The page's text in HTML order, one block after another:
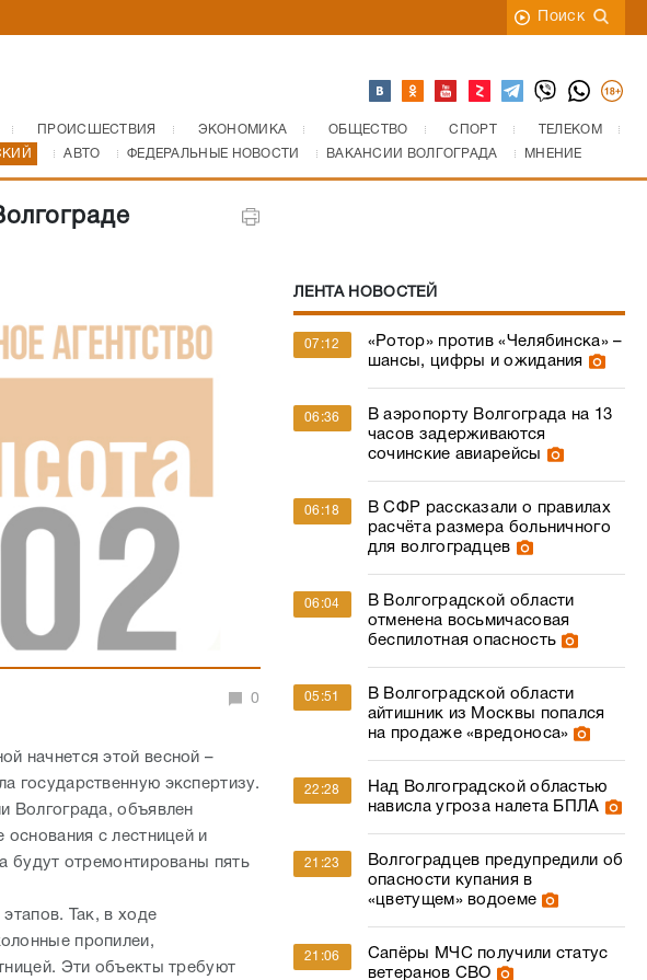
Поиск
ПРОИСШЕСТВИЯ ЭКОНОМИКА ОБЩЕСТВО СПОРТ
ТЕЛЕКОМ
АВТО ФЕДЕРАЛЬНЫЕ НОВОСТИ ВАКАНСИИ ВОЛГОГРАДА МНЕНИЕ
0
начнется этой весной –
государственную экспертизу.
Волгограда, объявлен
с лестницей и
будут отремонтированы пять
Так, в ходе
пропилеи,
Эти объекты требуют
ЛЕНТА НОВОСТЕЙ
07:12
«Ротор» против «Челябинска» –
шансы, цифры и ожидания
06:36
В аэропорту Волгограда на 13
часов задерживаются
сочинские авиарейсы
06:18
В СФР рассказали о правилах
расчёта размера больничного
для волгоградцев
06:04
В Волгоградской области
отменена восьмичасовая
беспилотная опасность
05:51
В Волгоградской области
айтишник из Москвы попался
на продаже «вредоноса»
22:28
Над Волгоградской областью
нависла угроза налета БПЛА
21:23
Волгоградцев предупредили об
опасности купания в
«цветущем» водоеме
21:06
Сапёры МЧС получили статус
ветеранов СВО